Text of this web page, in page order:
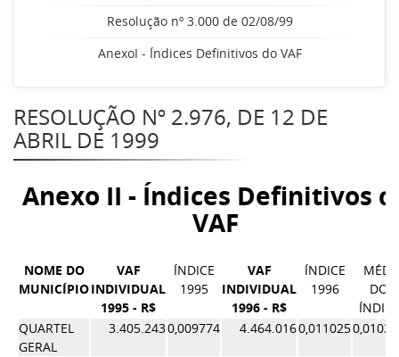
Resolução nº 3.000 de 02/08/99
AnexoI - Índices Definitivos do VAF
RESOLUÇÃO Nº 2.976, DE 12 DE
ABRIL DE 1999
Anexo II - Índices Definitivos
VAF
NOME DO
MUNICÍPIO
VAF
INDIVIDUAL
1995 - R$
ÍNDICE
1995
VAF
INDIVIDUAL
1996 - R$
ÍNDICE
1996
DOS
QUARTEL
GERAL
3.405.2430,009774 4.464.0160,011025